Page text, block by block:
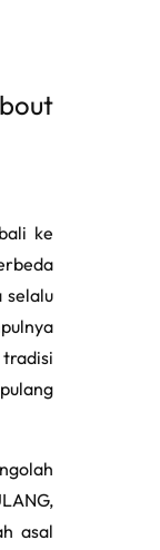
ke
selalu
asal